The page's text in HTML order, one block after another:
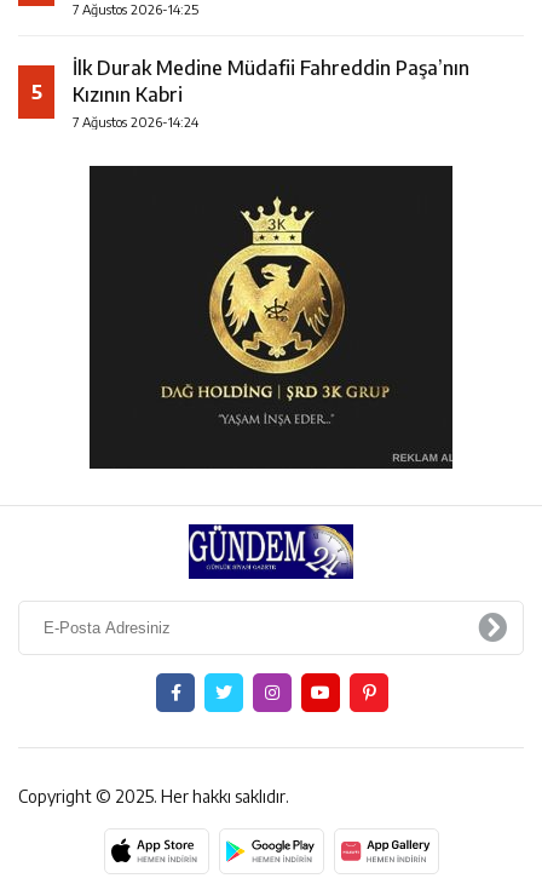
7 Ağustos 2026-14:25
5
İlk Durak Medine Müdafii Fahreddin Paşa’nın
Kızının Kabri
7 Ağustos 2026-14:24
Copyright © 2025. Her hakkı saklıdır.